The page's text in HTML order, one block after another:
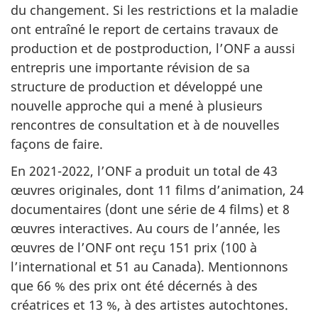
du changement. Si les restrictions et la maladie
ont entraîné le report de certains travaux de
production et de postproduction, l’ONF a aussi
entrepris une importante révision de sa
structure de production et développé une
nouvelle approche qui a mené à plusieurs
rencontres de consultation et à de nouvelles
façons de faire.
En 2021-2022, l’ONF a produit un total de 43
œuvres originales, dont 11 films d’animation, 24
documentaires (dont une série de 4 films) et 8
œuvres interactives. Au cours de l’année, les
œuvres de l’ONF ont reçu 151 prix (100 à
l’international et 51 au Canada). Mentionnons
que 66 % des prix ont été décernés à des
créatrices et 13 %, à des artistes autochtones.